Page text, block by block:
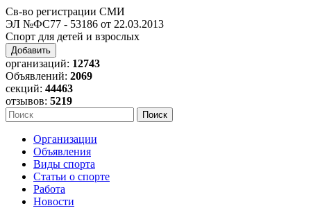
Св-во регистрации СМИ
ЭЛ №ФС77 - 53186 от 22.03.2013
Спорт для детей и взрослых
Добавить
организаций: 12743
Объявлений: 2069
секций: 44463
отзывов: 5219
Организации
Объявления
Виды спорта
Статьи о спорте
Работа
Новости